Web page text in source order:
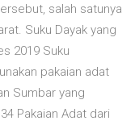
salah satunya
Suku Dayak yang
2019 Suku
pakaian adat
Sumbar yang
Pakaian Adat dari